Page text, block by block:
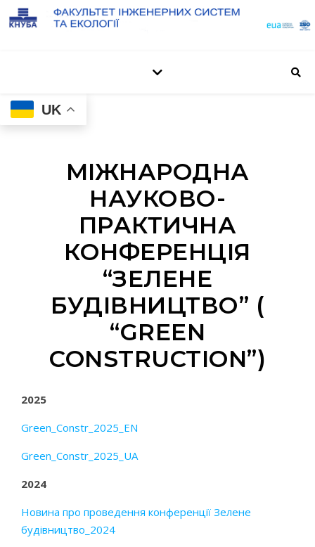
UK
МІЖНАРОДНА
НАУКОВО-
ПРАКТИЧНА
КОНФЕРЕНЦІЯ
“ЗЕЛЕНЕ
БУДІВНИЦТВО” (
“GREEN
CONSTRUCTION”)
2025
Green_Constr_2025_EN
Green_Constr_2025_UA
2024
Новина про проведення конференції Зелене
будівництво_2024